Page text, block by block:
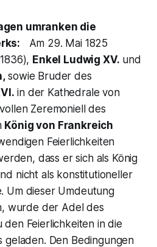
umranken die
Am 29. Mai 1825
Enkel Ludwig XV. und
sowie Bruder des
in der Kathedrale von
Zeremoniell des
König von Frankreich
Feierlichkeiten
dass er sich als König
nicht als konstitutioneller
Um dieser Umdeutung
wurde der Adel des
den Feierlichkeiten in die
geladen. Den Bedingungen